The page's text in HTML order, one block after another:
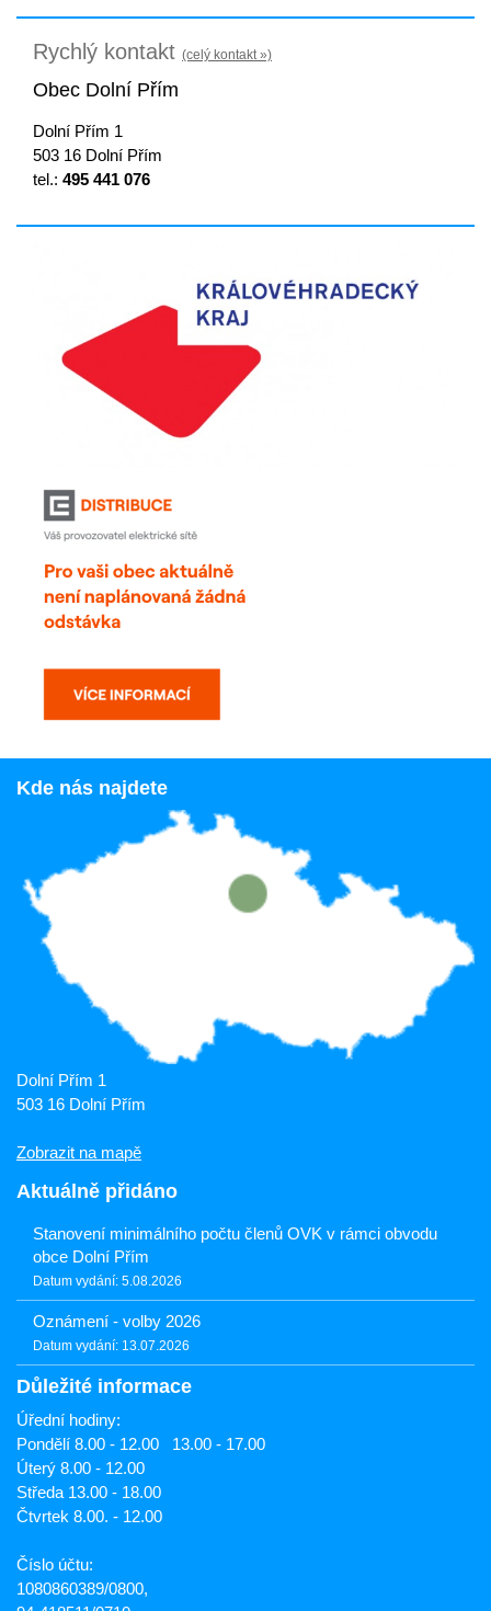
Rychlý kontakt (celý kontakt »)
Obec Dolní Přím
Dolní Přím 1
503 16 Dolní Přím
tel.: 495 441 076
Kde nás najdete
Dolní Přím 1
503 16 Dolní Přím
Zobrazit na mapě
Aktuálně přidáno
Stanovení minimálního počtu členů OVK v rámci obvodu
obce Dolní Přím
Datum vydání: 5.08.2026
Oznámení - volby 2026
Datum vydání: 13.07.2026
Důležité informace
Úřední hodiny:
Pondělí 8.00 - 12.00 13.00 - 17.00
Úterý 8.00 - 12.00
Středa 13.00 - 18.00
Čtvrtek 8.00. - 12.00
Číslo účtu:
1080860389/0800,